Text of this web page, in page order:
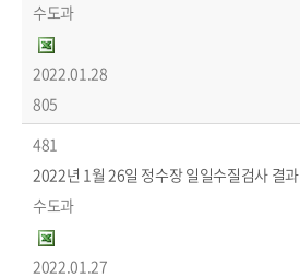
수도과
2022.01.28
805
481
2022년 1월 26일 정수장 일일수질검사 결과
수도과
2022.01.27